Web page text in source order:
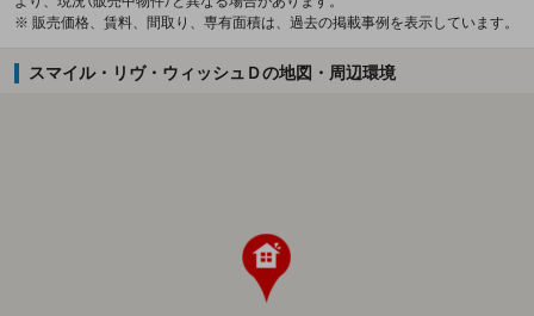
※ 販売価格、賃料、間取り、専有面積は、過去の掲載事例を表示しています。
スマイル・リヴ・ウィッシュＤの地図・周辺環境